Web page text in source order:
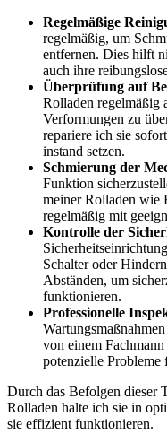
Regelmäßige
regelmäßig, um
entfernen. Dies hilft
auch ihre
Überprüfung auf
Rolladen regelmäßig
Verformungen zu
repariere ich sie
instand setzen.
Schmierung der
Funktion
meiner Rolladen wie
regelmäßig mit
Kontrolle der
Schalter oder
Abständen, um
funktionieren.
Professionelle
von einem
potenzielle Probleme
Durch das Befolgen dieser
Rolladen halte ich sie in
sie effizient funktionieren.